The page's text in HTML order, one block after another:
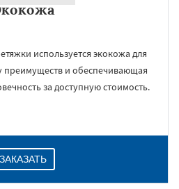
используется экокожа для
преимуществ и обеспечивающая
за доступную стоимость.
ЗАКАЗАТЬ